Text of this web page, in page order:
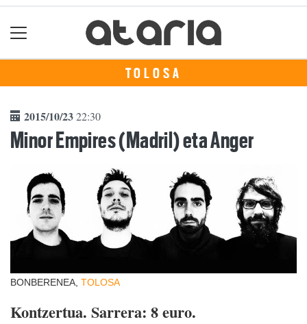
TOLOSA
2015/10/2322:30
Minor Empires (Madril) eta Anger
BONBERENEA, TOLOSA
Kontzertua. Sarrera: 8 euro.